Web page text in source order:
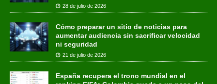
28 de julio de 2026
Cómo preparar un sitio de noticias para
aumentar audiencia sin sacrificar velocidad
ni seguridad
21 de julio de 2026
España recupera el trono mundial en el